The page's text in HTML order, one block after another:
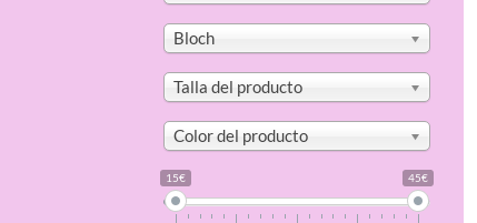
Bloch
Talla del producto
Color del producto
15€ 45€